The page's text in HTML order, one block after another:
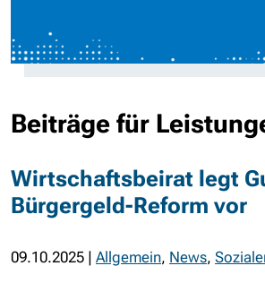
Beiträge für
Wirtschaftsbeirat legt
Bürgergeld-Reform vor
09.10.2025 | Allgemein, News,